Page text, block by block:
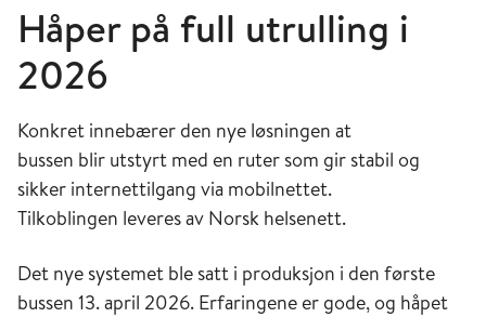
Håper på full utrulling i
2026
Konkret innebærer den nye løsningen at
bussen blir utstyrt med en ruter som gir stabil og
sikker internettilgang via mobilnettet.
Tilkoblingen leveres av Norsk helsenett.
Det nye systemet ble satt i produksjon i den første
bussen 13. april 2026. Erfaringene er gode, og håpet